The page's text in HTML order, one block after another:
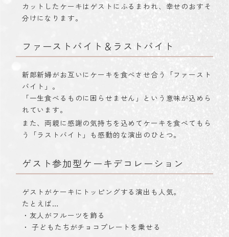
カットしたケーキはゲストにふるまわれ、幸せのおすそ
分けになります。
ファーストバイト＆ラストバイト
新郎新婦がお互いにケーキを食べさせ合う「ファースト
バイト」。
「一生食べるものに困らせません」という意味が込めら
れています。
また、両親に感謝の気持ちを込めてケーキを食べてもら
う「ラストバイト」も感動的な演出のひとつ。
ゲスト参加型ケーキデコレーション
ゲストがケーキにトッピングする演出も人気。
たとえば…
・友人がフルーツを飾る
・ 子どもたちがチョコプレートを乗せる